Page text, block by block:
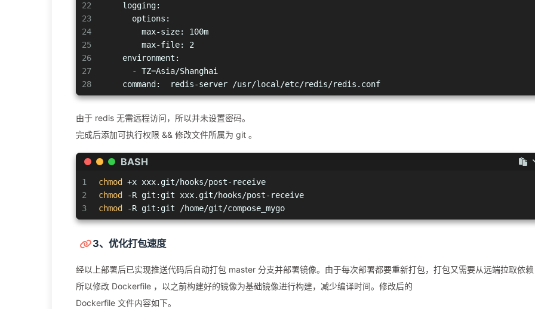
22
23
24
25
26
27
28
    logging:
      options:
        max-size: 100m
        max-file: 2
    environment:
      - TZ=Asia/Shanghai
    command:  redis-server /usr/local/etc/redis/redis.conf
由于 redis 无需远程访问，所以并未设置密码。
完成后添加可执行权限 && 修改文件所属为 git 。
BASH
1
2
3
chmod
+x xxx.git/hooks/post-receive
chmod
-R git:git xxx.git/hooks/post-receive
chmod
-R git:git /home/git/compose_mygo
3、优化打包速度
经以上部署后已实现推送代码后自动打包 master 分支并部署镜像。由于每次部署都要重新打包，打包又需要从远端拉取依
所以修改 Dockerfile ，以之前构建好的镜像为基础镜像进行构建，减少编译时间。修改后的
Dockerfile 文件内容如下。